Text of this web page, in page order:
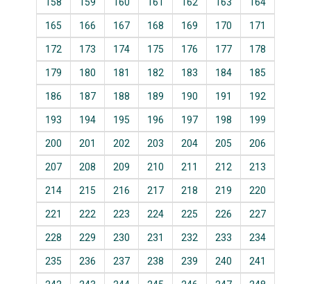
165 166 167 168 169 170 171
172 173 174 175 176 177 178
179 180 181 182 183 184 185
186 187 188 189 190 191 192
193 194 195 196 197 198 199
200 201 202 203 204 205 206
207 208 209 210 211 212 213
214 215 216 217 218 219 220
221 222 223 224 225 226 227
228 229 230 231 232 233 234
235 236 237 238 239 240 241